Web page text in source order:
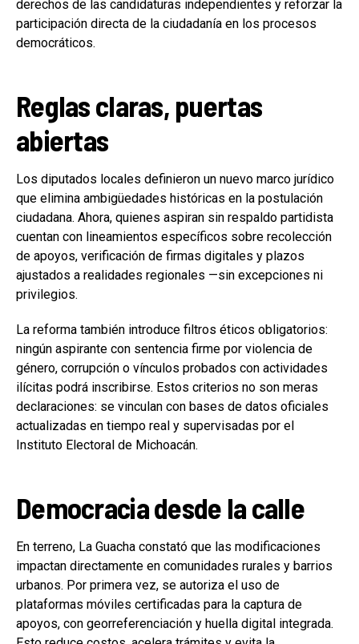
derechos de las candidaturas independientes y reforzar la
participación directa de la ciudadanía en los procesos
democráticos.
Reglas claras, puertas
abiertas
Los diputados locales definieron un nuevo marco jurídico
que elimina ambigüedades históricas en la postulación
ciudadana. Ahora, quienes aspiran sin respaldo partidista
cuentan con lineamientos específicos sobre recolección
de apoyos, verificación de firmas digitales y plazos
ajustados a realidades regionales —sin excepciones ni
privilegios.
La reforma también introduce filtros éticos obligatorios:
ningún aspirante con sentencia firme por violencia de
género, corrupción o vínculos probados con actividades
ilícitas podrá inscribirse. Estos criterios no son meras
declaraciones: se vinculan con bases de datos oficiales
actualizadas en tiempo real y supervisadas por el
Instituto Electoral de Michoacán.
Democracia desde la calle
En terreno, La Guacha constató que las modificaciones
impactan directamente en comunidades rurales y barrios
urbanos. Por primera vez, se autoriza el uso de
plataformas móviles certificadas para la captura de
apoyos, con georreferenciación y huella digital integrada.